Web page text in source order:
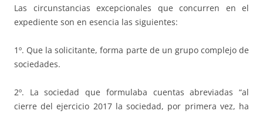
Las circunstancias excepcionales que concurren en el
expediente son en esencia las siguientes:
1º. Que la solicitante, forma parte de un grupo complejo de
sociedades.
2º. La sociedad que formulaba cuentas abreviadas “al
cierre del ejercicio 2017 la sociedad, por primera vez, ha